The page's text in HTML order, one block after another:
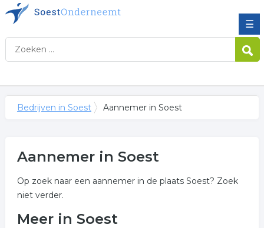
☰
Bedrijven in Soest Aannemer in Soest
Aannemer in Soest
Op zoek naar een aannemer in de plaats Soest? Zoek
niet verder.
Meer in Soest